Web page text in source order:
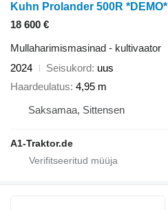
Kuhn Prolander 500R *DEMO*
18 600 €
Mullaharimismasinad - kultivaator
2024
Seisukord uus
Haardeulatus 4,95 m
Saksamaa, Sittensen
A1-Traktor.de